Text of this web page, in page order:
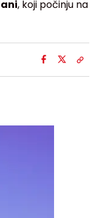
, koji počinju na